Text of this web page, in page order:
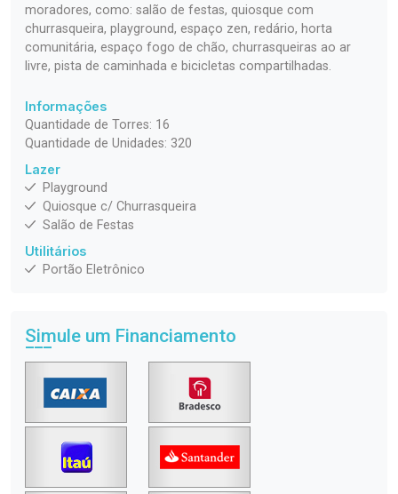
moradores, como: salão de festas, quiosque com
churrasqueira, playground, espaço zen, redário, horta
comunitária, espaço fogo de chão, churrasqueiras ao ar
livre, pista de caminhada e bicicletas compartilhadas.
Informações
Quantidade de Torres: 16
Quantidade de Unidades: 320
Lazer
Playground
Quiosque c/ Churrasqueira
Salão de Festas
Utilitários
Portão Eletrônico
Simule um Financiamento